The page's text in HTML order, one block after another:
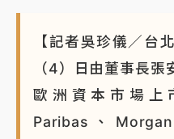
【記者吳珍儀／台
（4）日由董事長
歐洲資本市場上
Paribas、